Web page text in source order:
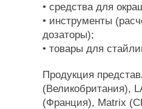
• средства для
• инструменты
дозаторы);
• товары для
Продукция
(Великобритания),
(Франция), Matrix